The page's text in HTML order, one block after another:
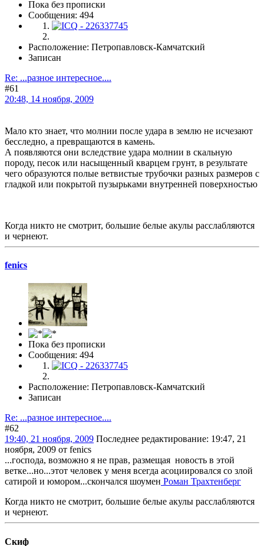
Пока без прописки
Сообщения: 494
Расположение: Петропавловск-Камчатский
Записан
Re: ...разное интересное....
#61
20:48, 14 ноября, 2009
Мало кто знает, что молнии после удара в землю не исчезают
бесследно, а превращаются в камень.
А появляются они вследствие удара молнии в скальную
породу, песок или насыщенный кварцем грунт, в результате
чего образуются полые ветвистые трубочки разных размеров с
гладкой или покрытой пузырьками внутренней поверхностью
Когда никто не смотрит, большие белые акулы расслабляются
и чернеют.
fenics
Пока без прописки
Сообщения: 494
Расположение: Петропавловск-Камчатский
Записан
Re: ...разное интересное....
#62
19:40, 21 ноября, 2009 Последнее редактирование: 19:47, 21
ноября, 2009 от fenics
...господа, возможно я не прав, размещая новость в этой
ветке...но...этот человек у меня всегда асоциировался со злой
сатирой и юмором...скончался шоумен Роман Трахтенберг
Когда никто не смотрит, большие белые акулы расслабляются
и чернеют.
Скиф